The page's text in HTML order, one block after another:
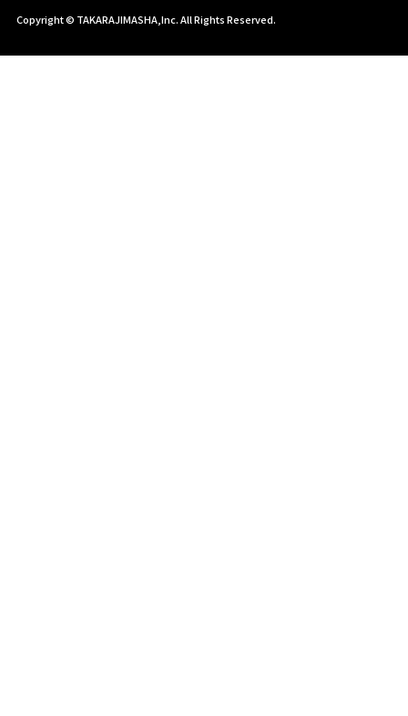
Copyright © TAKARAJIMASHA,Inc. All Rights Reserved.